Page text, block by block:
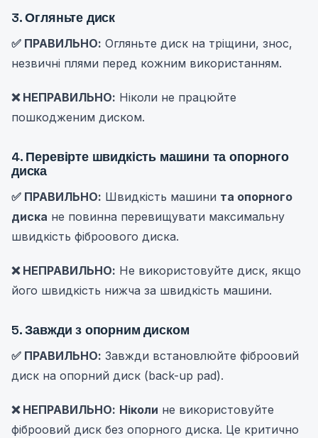
3. Огляньте диск
✅ ПРАВИЛЬНО: Огляньте диск на тріщини, знос,
незвичні плями перед кожним використанням.
❌ НЕПРАВИЛЬНО: Ніколи не працюйте
пошкодженим диском.
4. Перевірте швидкість машини та опорного
диска
✅ ПРАВИЛЬНО: Швидкість машини та опорного
диска не повинна перевищувати максимальну
швидкість фіброового диска.
❌ НЕПРАВИЛЬНО: Не використовуйте диск, якщо
його швидкість нижча за швидкість машини.
5. Завжди з опорним диском
✅ ПРАВИЛЬНО: Завжди встановлюйте фіброовий
диск на опорний диск (back-up pad).
❌ НЕПРАВИЛЬНО: Ніколи не використовуйте
фіброовий диск без опорного диска. Це критично